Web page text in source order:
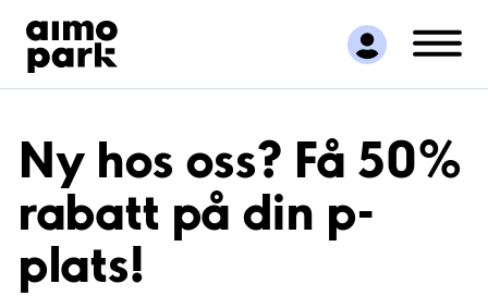
Hitta parkering
Samarbete
Kundservice
Ny hos oss? Få 50%
rabatt på din p-
plats!